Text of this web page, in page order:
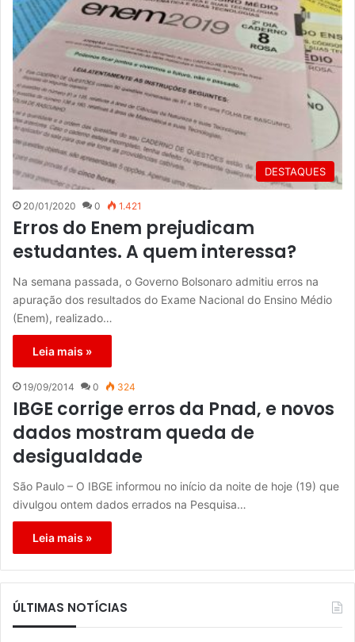
DESTAQUES
20/01/2020 0 1.421
Erros do Enem prejudicam
estudantes. A quem interessa?
Na semana passada, o Governo Bolsonaro admitiu erros na
apuração dos resultados do Exame Nacional do Ensino Médio
(Enem), realizado…
Leia mais »
19/09/2014 0 324
IBGE corrige erros da Pnad, e novos
dados mostram queda de
desigualdade
São Paulo – O IBGE informou no início da noite de hoje (19) que
divulgou ontem dados errados na Pesquisa…
Leia mais »
ÚLTIMAS NOTÍCIAS